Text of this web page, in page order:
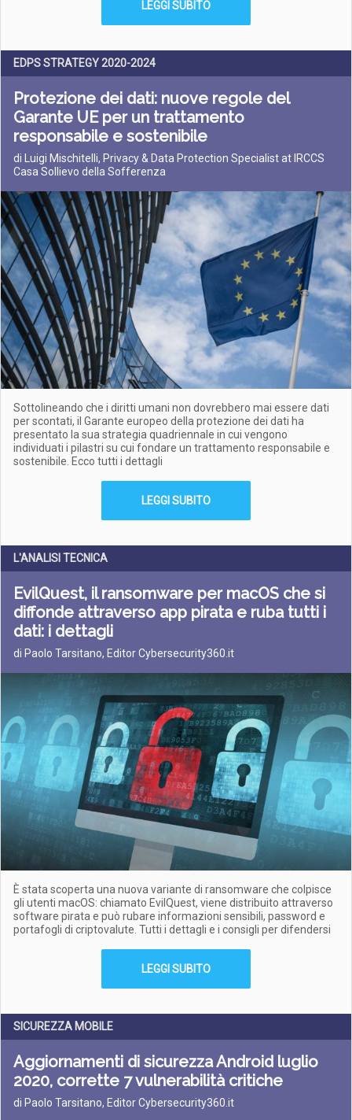
LEGGI SUBITO
EDPS STRATEGY 2020-2024
Protezione dei dati: nuove regole del
Garante UE per un trattamento
responsabile e sostenibile
di Luigi Mischitelli, Privacy & Data Protection Specialist at IRCCS
Casa Sollievo della Sofferenza
Sottolineando che i diritti umani non dovrebbero mai essere dati
per scontati, il Garante europeo della protezione dei dati ha
presentato la sua strategia quadriennale in cui vengono
individuati i pilastri su cui fondare un trattamento responsabile e
sostenibile. Ecco tutti i dettagli
LEGGI SUBITO
L'ANALISI TECNICA
EvilQuest, il ransomware per macOS che si
diffonde attraverso app pirata e ruba tutti i
dati: i dettagli
di Paolo Tarsitano, Editor Cybersecurity360.it
È stata scoperta una nuova variante di ransomware che colpisce
gli utenti macOS: chiamato EvilQuest, viene distribuito attraverso
software pirata e può rubare informazioni sensibili, password e
portafogli di criptovalute. Tutti i dettagli e i consigli per difendersi
LEGGI SUBITO
SICUREZZA MOBILE
Aggiornamenti di sicurezza Android luglio
2020, corrette 7 vulnerabilità critiche
di Paolo Tarsitano, Editor Cybersecurity360.it